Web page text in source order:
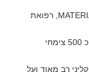
במהלך השנים התפתחה והתרחבה ה-MATERIA MEDICA, רפואת
כיום ידוע על כ-5770 צמחי מרפא סיניים, מתוכם כ 500 צימחי
רב מאוד ועל